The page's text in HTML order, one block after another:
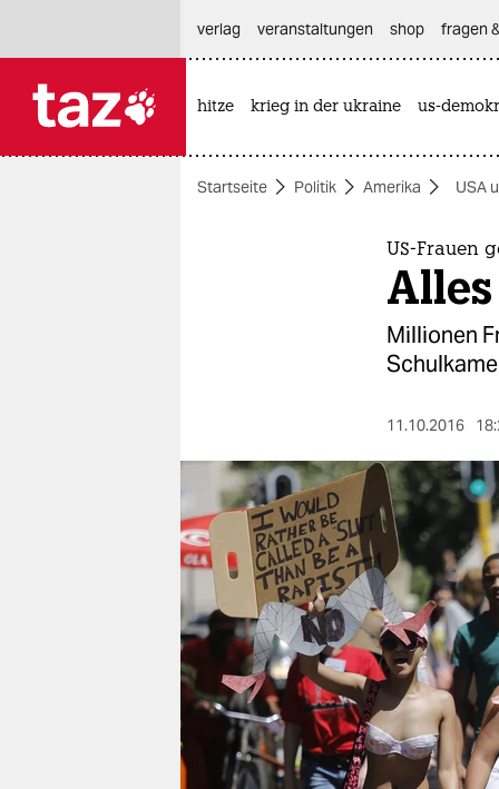
themen
berlin
nord
wahrheit
verlag
verlag
veranstaltungen
shop
verlag
veranstaltungen shop fragen
hitze krieg in der ukraine us-
Startseite Politik Amerika USA
US-Frauen
Millionen
11.10.2016